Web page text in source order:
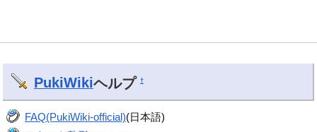
PukiWikiヘルプ †
FAQ(PukiWiki-official)(日本語)